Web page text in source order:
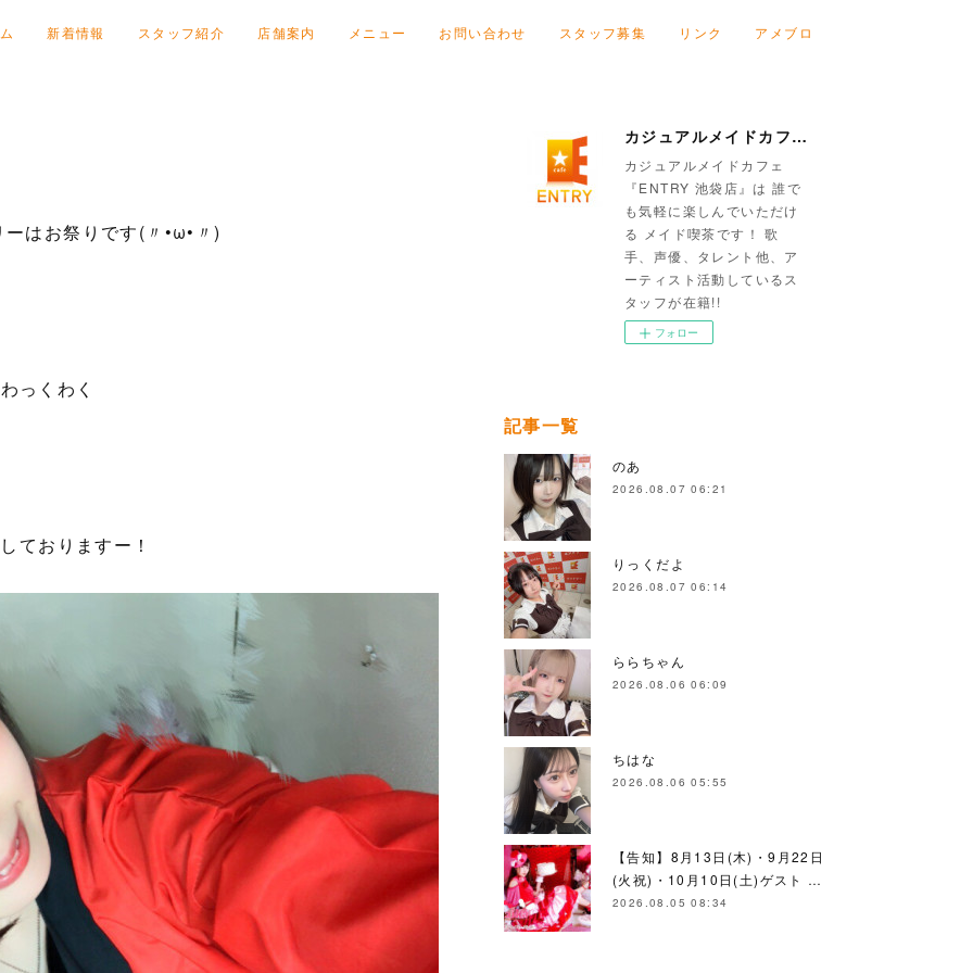
新着情報 スタッフ紹介 店舗案内 メニュー お問い合わせ スタッフ募集 リンク アメブロ
はお祭りです(〃•ω•〃)
わっくわく
ておりますー！
カジュアルメイドカフェ『ENTRY 池袋店』
カジュアルメイドカフェ
『ENTRY 池袋店』は 誰で
も気軽に楽しんでいただけ
る メイド喫茶です！ 歌
手、声優、タレント他、ア
ーティスト活動しているス
タッフが在籍!!
フォロー
記事一覧
のあ
2026.08.07 06:21
りっくだよ
2026.08.07 06:14
ららちゃん
2026.08.06 06:09
ちはな
2026.08.06 05:55
【告知】8月13日(木)・9月22日
(火祝)・10月10日(土)ゲスト …
2026.08.05 08:34